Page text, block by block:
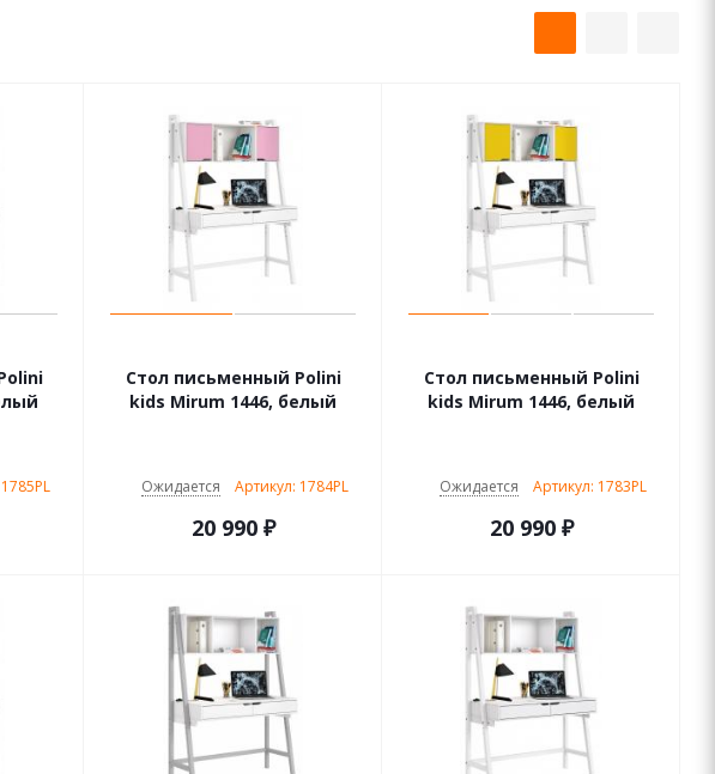
Стол письменный Polini
kids Mirum 1446, белый
Ожидается Артикул: 1784PL
20 990₽
Стол письменный Polini
kids Mirum 1446, белый
Ожидается Артикул: 1783PL
20 990₽